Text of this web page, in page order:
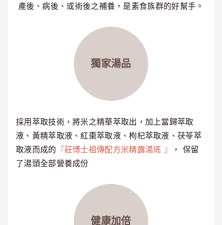
產後、病後、或術後之補養，是素食族群的好幫手。
獨家湯品
採用萃取技術，將米之精華萃取出，加上當歸萃取
液、黃精萃取液、紅棗萃取液、枸杞萃取液、茯苓萃
取液而成的 『莊博士祖傳配方米精露湯底 』
， 保留
了湯頭全部營養成份
健康加倍